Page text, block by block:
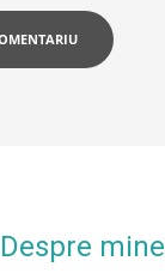
Despre mine